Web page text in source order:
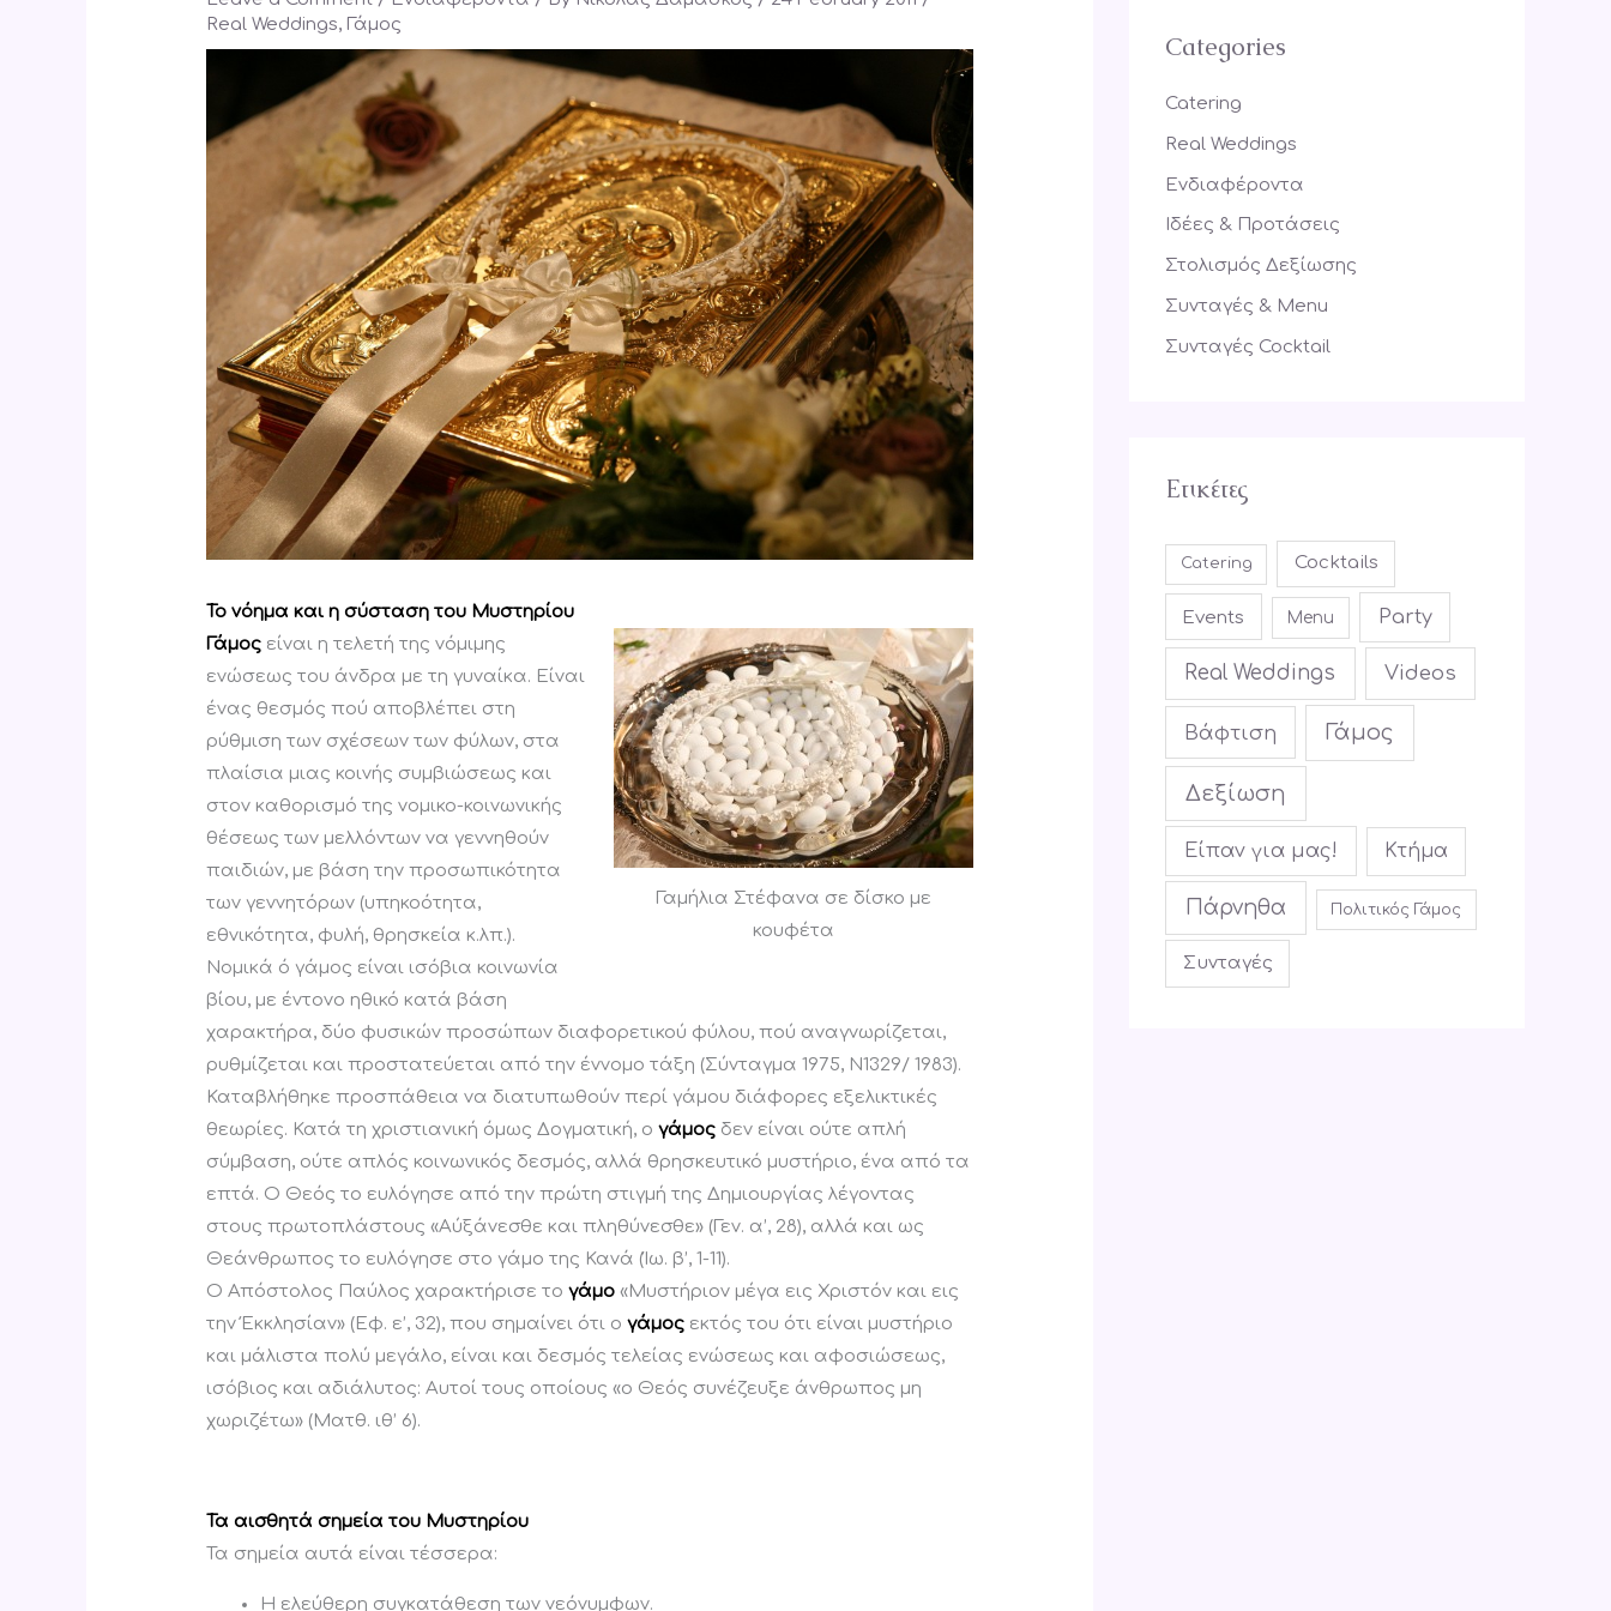
Real Weddings, Γάμος
Το νόημα και η σύσταση του Μυστηρίου
Γαμήλια Στέφανα σε δίσκο με
κουφέτα
Γάμος είναι η τελετή της νόμιμης
ενώσεως του άνδρα με τη γυναίκα. Είναι
ένας θεσμός πού αποβλέπει στη
ρύθμιση των σχέσεων των φύλων, στα
πλαίσια μιας κοινής συμβιώσεως και
στον καθορισμό της νομικο-κοινωνικής
θέσεως των μελλόντων να γεννηθούν
παιδιών, με βάση την προσωπικότητα
των γεννητόρων (υπηκοότητα,
εθνικότητα, φυλή, θρησκεία κ.λπ.).
Νομικά ό γάμος είναι ισόβια κοινωνία
βίου, με έντονο ηθικό κατά βάση
χαρακτήρα, δύο φυσικών προσώπων διαφορετικού φύλου, πού αναγνωρίζεται,
ρυθμίζεται και προστατεύεται από την έννομο τάξη (Σύνταγμα 1975, Ν1329/ 1983).
Καταβλήθηκε προσπάθεια να διατυπωθούν περί γάμου διάφορες εξελικτικές
θεωρίες. Κατά τη χριστιανική όμως Δογματική, ογάμος δεν είναι ούτε απλή
σύμβαση, ούτε απλός κοινωνικός δεσμός, αλλά θρησκευτικό μυστήριο, ένα από τα
επτά. Ο Θεός το ευλόγησε από την πρώτη στιγμή της Δημιουργίας λέγοντας
στους πρωτοπλάστους «Αύξάνεσθε και πληθύνεσθε» (Γεν. α’, 28), αλλά και ως
Θεάνθρωπος το ευλόγησε στο γάμο της Κανά (Ίω. β’, 1-11).
Ο Απόστολος Παύλος χαρακτήρισε τογάμο«Μυστήριον μέγα εις Χριστόν και εις
την Έκκλησίαν» (Εφ. ε’, 32), που σημαίνει ότι ογάμος εκτός του ότι είναι μυστήριο
και μάλιστα πολύ μεγάλο, είναι και δεσμός τελείας ενώσεως και αφοσιώσεως,
ισόβιος και αδιάλυτος: Αυτοί τους οποίους «ο Θεός συνέζευξε άνθρωπος μη
χωριζέτω» (Ματθ. ιθ’ 6).
Τα αισθητά σημεία του Μυστηρίου
Τα σημεία αυτά είναι τέσσερα:
Η ελεύθερη συγκατάθεση των νεόνυμφων.
c
o
r
Categories
Catering
Real Weddings
Ενδιαφέροντα
Ιδέες & Προτάσεις
Στολισμός Δεξίωσης
Συνταγές & Menu
Συνταγές Cocktail
Ετικέτες
Catering Cocktails
Events Menu Party
Real Weddings Videos
Βάφτιση Γάμος
Δεξίωση
Είπαν για μας! Κτήμα
Πάρνηθα Πολιτικός Γάμος
Συνταγές